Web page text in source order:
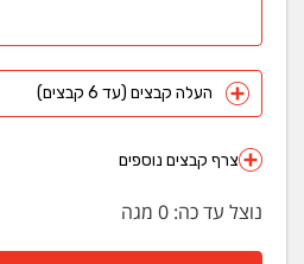
העלה קבצים (עד 6 קבצים)
צרף קבצים נוספים
נוצל עד כה: 0 מגה